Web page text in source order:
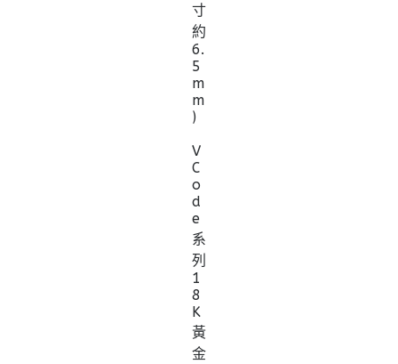
寸
約
6.
5
m
m
)
V
C
o
d
e
系
列
1
8
K
黃
金